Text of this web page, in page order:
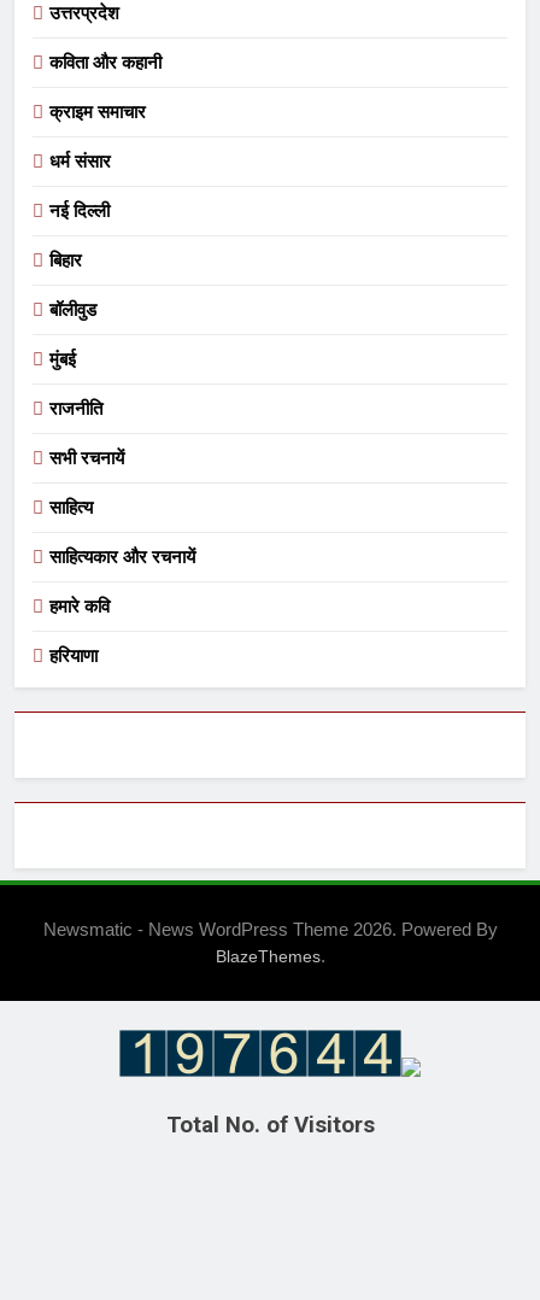
उत्तरप्रदेश
कविता और कहानी
क्राइम समाचार
धर्म संसार
नई दिल्ली
बिहार
बॉलीवुड
मुंबई
राजनीति
सभी रचनायें
साहित्य
साहित्यकार और रचनायें
हमारे कवि
हरियाणा
Newsmatic - News WordPress Theme 2026. Powered By
BlazeThemes.
Total No. of Visitors